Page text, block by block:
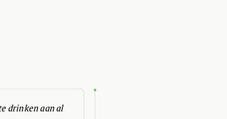
drinken aan al